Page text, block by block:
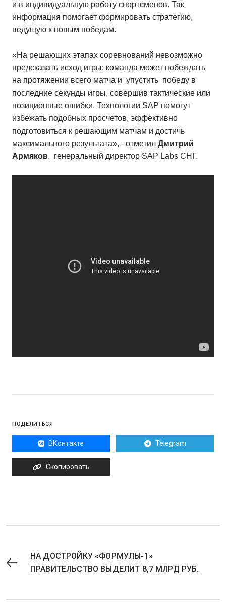
и в индивидуальную работу спортсменов. Так
информация помогает формировать стратегию,
ведущую к новым победам.
«На решающих этапах соревнований невозможно
предсказать исход игры: команда может побеждать
на протяжении всего матча и упустить победу в
последние секунды игры, совершив тактические или
позиционные ошибки. Технологии SAP помогут
избежать подобных просчетов, эффективно
подготовиться к решающим матчам и достичь
максимального результата», - отметил Дмитрий
Армяков, генеральный директор SAP Labs СНГ.
ПОДЕЛИТЬСЯ
ВКонтакте Telegram
Скопировать
НА ДОСТРОЙКУ «ФОРМУЛЫ-1»
ПРАВИТЕЛЬСТВО ВЫДЕЛИТ 8,7 МЛРД РУБ.